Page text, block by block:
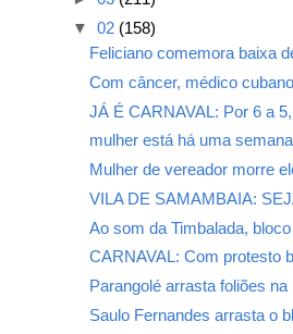
▼ 02 (158)
Feliciano comemora baixa
Com câncer, médico
JÁ É CARNAVAL: Por 6 a
mulher está há uma
Mulher de vereador morre
VILA DE SAMAMBAIA:
Ao som da Timbalada,
CARNAVAL: Com protesto
Parangolé arrasta foliões
Saulo Fernandes arrasta o